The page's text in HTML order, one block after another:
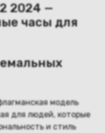
2024 —
часы для
модель
для людей, которые
и стиль